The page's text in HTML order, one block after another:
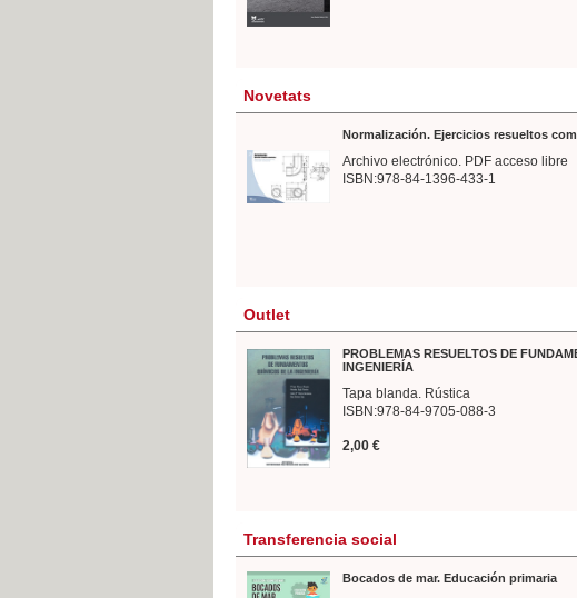
Novetats
Normalización. Ejercicios resueltos
Archivo electrónico. PDF acceso libre
ISBN:978-84-1396-433-1
Outlet
PROBLEMAS RESUELTOS DE
INGENIERÍA
Tapa blanda. Rústica
ISBN:978-84-9705-088-3
2,00 €
Transferencia social
Bocados de mar. Educación primaria